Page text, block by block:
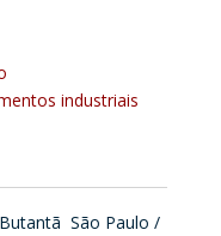
industriais
São Paulo /